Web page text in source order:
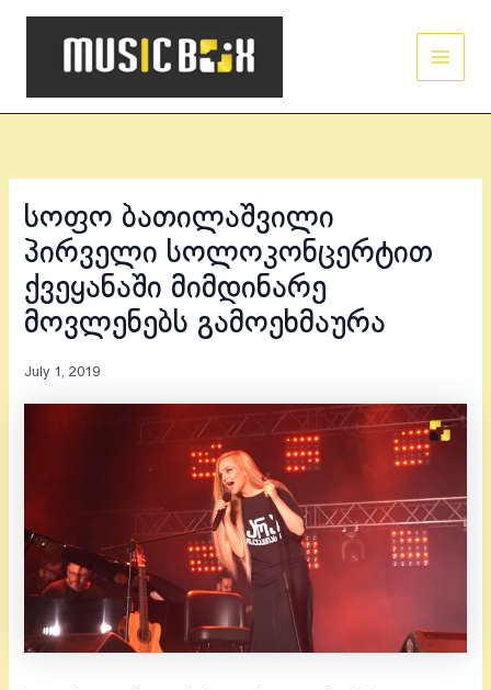
Skip
სოფო ბათილაშვილი
პირველი სოლოკონცერტით
ქვეყანაში მიმდინარე
მოვლენებს გამოეხმაურა
July 1, 2019